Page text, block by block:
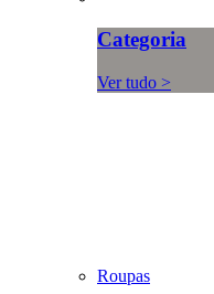
Categoria
Ver tudo >
Roupas